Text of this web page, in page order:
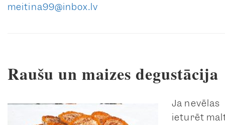
meitina99@inbox.lv
Raušu un maizes degustācija
Ja nevēlas
ieturēt